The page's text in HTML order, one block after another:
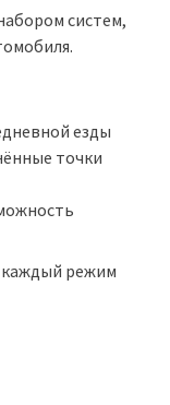
систем,
езды
точки
каждый режим